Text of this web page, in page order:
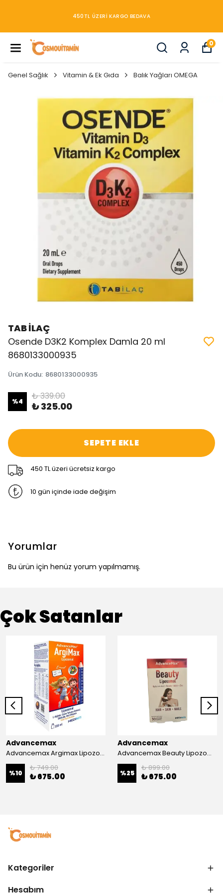
450TL ÜZERİ KARGO BEDAVA
0
Genel Sağlık Vitamin & Ek Gıda Balık Yağları OMEGA
TAB İLAÇ
Osende D3K2 Komplex Damla 20 ml
8680133000935
Ürün Kodu: 8680133000935
%4 ₺ 339.00
₺ 325.00
SEPETE EKLE
450 TL üzeri ücretsiz kargo
10 gün içinde iade değişim
Yorumlar
Bu ürün için henüz yorum yapılmamış.
Çok Satanlar
Advancemax
Advancemax Argimax Lipozomal Sıvı 150 ml 8684375607587
%10
₺ 749.00
₺ 675.00
Advancemax
Advancemax Beauty Lipozomal Hyalüronik Asit Keratin Biotin Zn 30 Kapsül 8684375607556
%25
₺ 899.00
₺ 675.00
Kategoriler
Hesabım